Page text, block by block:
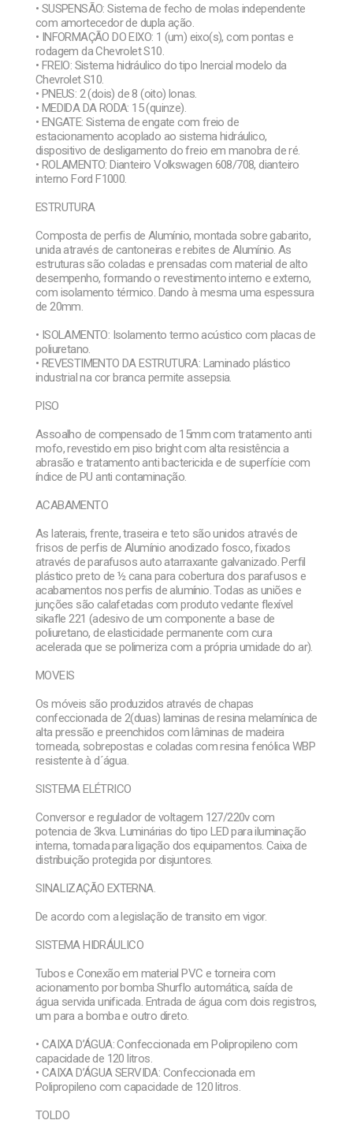
• SUSPENSÃO: Sistema de fecho de molas independente
com amortecedor de dupla ação.
• INFORMAÇÃO DO EIXO: 1 (um) eixo(s), com pontas e
rodagem da Chevrolet S10.
• FREIO: Sistema hidráulico do tipo Inercial modelo da
Chevrolet S10.
• PNEUS: 2 (dois) de 8 (oito) lonas.
• MEDIDA DA RODA: 15 (quinze).
• ENGATE: Sistema de engate com freio de
estacionamento acoplado ao sistema hidráulico,
dispositivo de desligamento do freio em manobra de ré.
• ROLAMENTO: Dianteiro Volkswagen 608/708, dianteiro
interno Ford F1000.
ESTRUTURA
Composta de perfis de Alumínio, montada sobre gabarito,
unida através de cantoneiras e rebites de Alumínio. As
estruturas são coladas e prensadas com material de alto
desempenho, formando o revestimento interno e externo,
com isolamento térmico. Dando à mesma uma espessura
de 20mm.
• ISOLAMENTO: Isolamento termo acústico com placas de
poliuretano.
• REVESTIMENTO DA ESTRUTURA: Laminado plástico
industrial na cor branca permite assepsia.
PISO
Assoalho de compensado de 15mm com tratamento anti
mofo, revestido em piso bright com alta resistência a
abrasão e tratamento anti bactericida e de superfície com
índice de PU anti contaminação.
ACABAMENTO
As laterais, frente, traseira e teto são unidos através de
frisos de perfis de Alumínio anodizado fosco, fixados
através de parafusos auto atarraxante galvanizado. Perfil
plástico preto de ½ cana para cobertura dos parafusos e
acabamentos nos perfis de alumínio. Todas as uniões e
junções são calafetadas com produto vedante flexível
sikafle 221 (adesivo de um componente a base de
poliuretano, de elasticidade permanente com cura
acelerada que se polimeriza com a própria umidade do ar).
MOVEIS
Os móveis são produzidos através de chapas
confeccionada de 2(duas) laminas de resina melamínica de
alta pressão e preenchidos com lâminas de madeira
torneada, sobrepostas e coladas com resina fenólica WBP
resistente à d´água.
SISTEMA ELÉTRICO
Conversor e regulador de voltagem 127/220v com
potencia de 3kva. Luminárias do tipo LED para iluminação
interna, tomada para ligação dos equipamentos. Caixa de
distribuição protegida por disjuntores.
SINALIZAÇÃO EXTERNA.
De acordo com a legislação de transito em vigor.
SISTEMA HIDRÁULICO
Tubos e Conexão em material PVC e torneira com
acionamento por bomba Shurflo automática, saída de
água servida unificada. Entrada de água com dois registros,
um para a bomba e outro direto.
• CAIXA D’ÁGUA: Confeccionada em Polipropileno com
capacidade de 120 litros.
• CAIXA D’ÁGUA SERVIDA: Confeccionada em
Polipropileno com capacidade de 120 litros.
TOLDO